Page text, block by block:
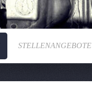
STELLENANGEBOTE